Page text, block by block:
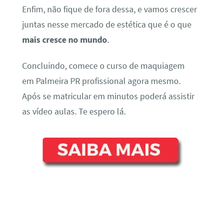
Enfim, não fique de fora dessa, e vamos crescer
juntas nesse mercado de estética que é o que
mais cresce no mundo.
Concluindo, comece o curso de maquiagem
em Palmeira PR profissional agora mesmo.
Após se matricular em minutos poderá assistir
as vídeo aulas. Te espero lá.